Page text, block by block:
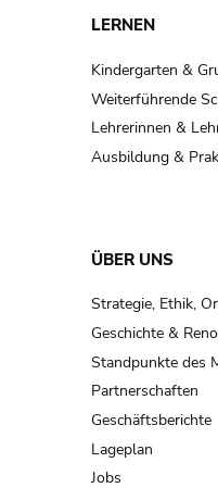
LERNEN
Kindergarten &
Weiterführende
Lehrerinnen &
Ausbildung &
ÜBER UNS
Strategie, Ethik,
Geschichte &
Standpunkte des
Partnerschaften
Geschäftsberichte
Lageplan
Jobs